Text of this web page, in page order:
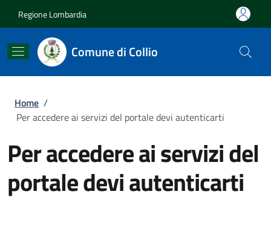
Regione Lombardia
Comune di Collio
Briciole di pane
Home /
Per accedere ai servizi del portale devi autenticarti
Per accedere ai servizi del
portale devi autenticarti